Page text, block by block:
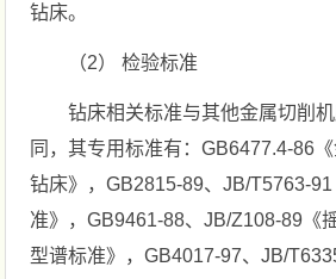
钻床。
（2） 检验标准
钻床相关标准与其他金属切削
同，其专用标准有：GB6477.4-86
钻床》，GB2815-89、JB/T5763-
准》，GB9461-88、JB/Z108-89《
型谱标准》，GB4017-97、JB/